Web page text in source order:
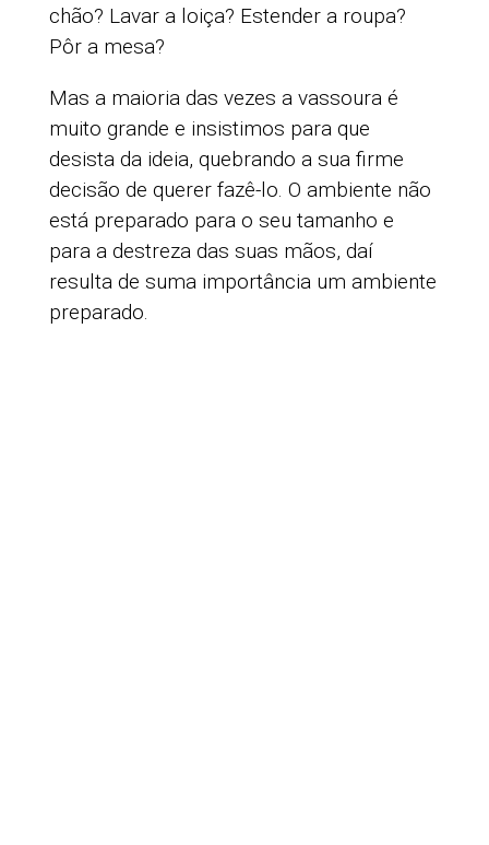
chão? Lavar a loiça? Estender a roupa?
Pôr a mesa?
Mas a maioria das vezes a vassoura é
muito grande e insistimos para que
desista da ideia, quebrando a sua firme
decisão de querer fazê-lo. O ambiente não
está preparado para o seu tamanho e
para a destreza das suas mãos, daí
resulta de suma importância um ambiente
preparado.